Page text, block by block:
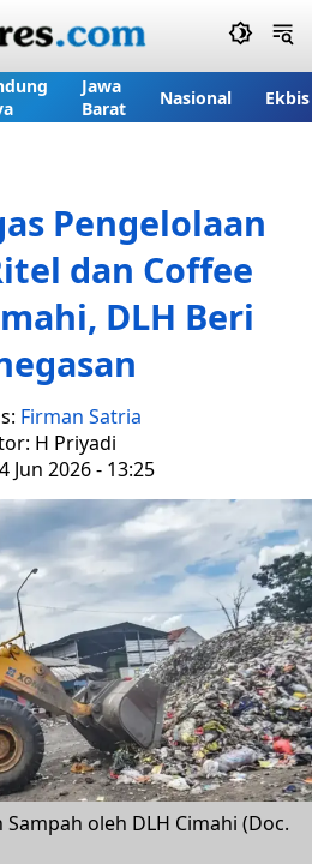
Jawa
Barat
Nasional Ekbis
Pengelolaan
dan Coffee
DLH Beri
Firman Satria
H Priyadi
Jun 2026 - 13:25
oleh DLH Cimahi (Doc.